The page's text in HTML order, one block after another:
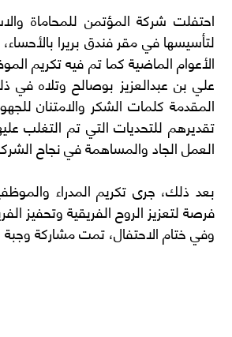
العمل الجاد والمساهمة في نجاح
فرصة لتعزيز الروح الفريقية وتحفيز
وفي ختام الاحتفال، تمت مشاركة